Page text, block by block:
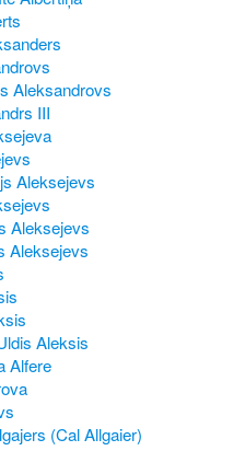
Aleksandrovs
III
Aleksejevs
Aleksejevs
Aleksejevs
Aleksis
Alfere
(Cal Allgaier)